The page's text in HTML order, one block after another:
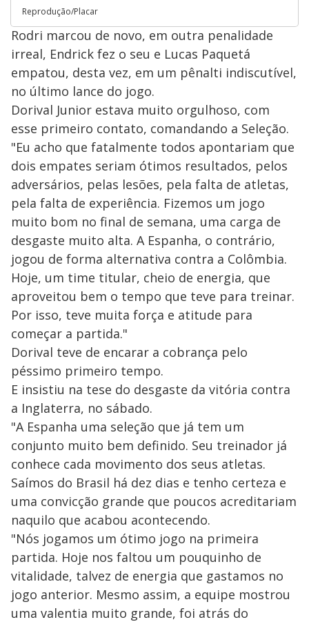
Reprodução/Placar
Rodri marcou de novo, em outra penalidade
irreal, Endrick fez o seu e Lucas Paquetá
empatou, desta vez, em um pênalti indiscutível,
no último lance do jogo.
Dorival Junior estava muito orgulhoso, com
esse primeiro contato, comandando a Seleção.
"Eu acho que fatalmente todos apontariam que
dois empates seriam ótimos resultados, pelos
adversários, pelas lesões, pela falta de atletas,
pela falta de experiência. Fizemos um jogo
muito bom no final de semana, uma carga de
desgaste muito alta. A Espanha, o contrário,
jogou de forma alternativa contra a Colômbia.
Hoje, um time titular, cheio de energia, que
aproveitou bem o tempo que teve para treinar.
Por isso, teve muita força e atitude para
começar a partida."
Dorival teve de encarar a cobrança pelo
péssimo primeiro tempo.
E insistiu na tese do desgaste da vitória contra
a Inglaterra, no sábado.
"A Espanha uma seleção que já tem um
conjunto muito bem definido. Seu treinador já
conhece cada movimento dos seus atletas.
Saímos do Brasil há dez dias e tenho certeza e
uma convicção grande que poucos acreditariam
naquilo que acabou acontecendo.
"Nós jogamos um ótimo jogo na primeira
partida. Hoje nos faltou um pouquinho de
vitalidade, talvez de energia que gastamos no
jogo anterior. Mesmo assim, a equipe mostrou
uma valentia muito grande, foi atrás do